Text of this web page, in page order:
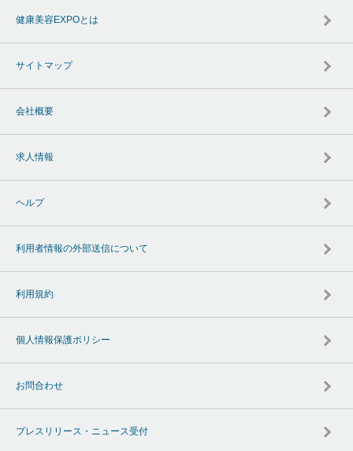
健康美容EXPOとは
サイトマップ
会社概要
求人情報
ヘルプ
利用者情報の外部送信について
利用規約
個人情報保護ポリシー
お問合わせ
プレスリリース・ニュース受付